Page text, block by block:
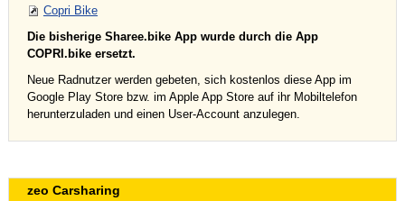
Copri Bike
Die bisherige Sharee.bike App wurde durch die App
COPRI.bike ersetzt.
Neue Radnutzer werden gebeten, sich kostenlos diese App im
Google Play Store bzw. im Apple App Store auf ihr Mobiltelefon
herunterzuladen und einen User-Account anzulegen.
zeo Carsharing